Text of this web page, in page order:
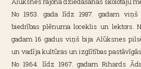
No 1953. gada līdz 1987. gadam
biedrības plēnuma loceklis un lektors.
gadam 16 gadus viņš bija Alūksnes
un vadīja kultūras un izglītības
No 1964. līdz 1967. gadam Rihards